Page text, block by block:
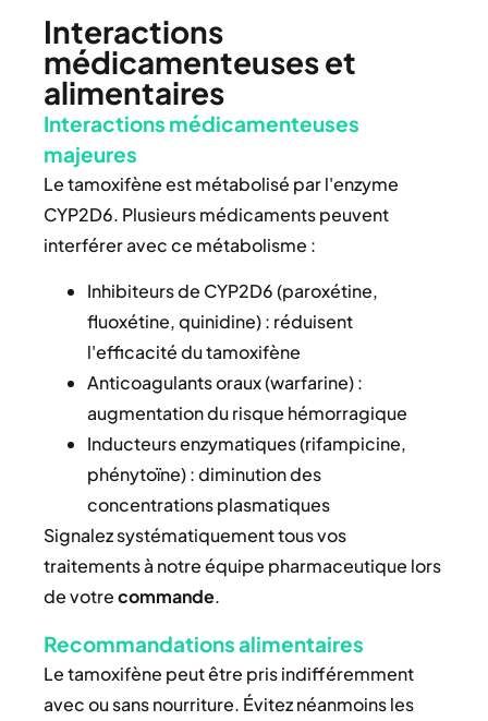
Interactions
médicamenteuses et
alimentaires
Interactions médicamenteuses
majeures
Le tamoxifène est métabolisé par l'enzyme
CYP2D6. Plusieurs médicaments peuvent
interférer avec ce métabolisme :
Inhibiteurs de CYP2D6 (paroxétine,
fluoxétine, quinidine) : réduisent
l'efficacité du tamoxifène
Anticoagulants oraux (warfarine) :
augmentation du risque hémorragique
Inducteurs enzymatiques (rifampicine,
phénytoïne) : diminution des
concentrations plasmatiques
Signalez systématiquement tous vos
traitements à notre équipe pharmaceutique lors
de votrecommande.
Recommandations alimentaires
Le tamoxifène peut être pris indifféremment
avec ou sans nourriture. Évitez néanmoins les